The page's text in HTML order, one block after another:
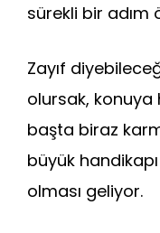
sürekli bir adım
Zayıf
olursak,
başta biraz
büyük
olması geliyor.